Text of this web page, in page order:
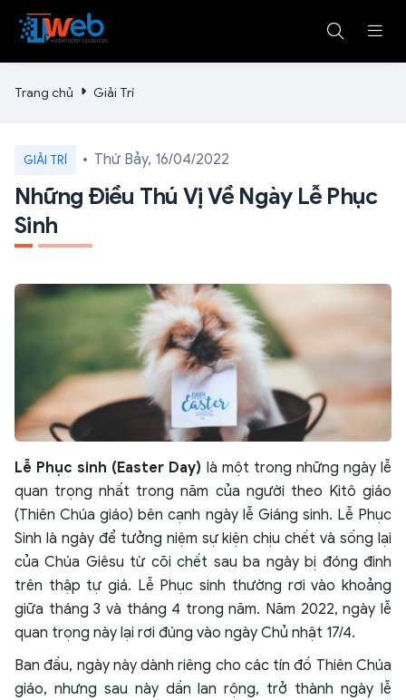
Trang chủ Giải Trí
GIẢI TRÍ Thứ Bảy, 16/04/2022
Những Điều Thú Vị Về Ngày Lễ Phục
Sinh
Lễ Phục sinh (Easter Day) là một trong những ngày lễ
quan trọng nhất trong năm của người theo Kitô giáo
(Thiên Chúa giáo) bên cạnh ngày lễ Giáng sinh. Lễ Phục
Sinh là ngày để tưởng niệm sự kiện chịu chết và sống lại
của Chúa Giêsu từ cõi chết sau ba ngày bị đóng đinh
trên thập tự giá. Lễ Phục sinh thường rơi vào khoảng
giữa tháng 3 và tháng 4 trong năm. Năm 2022, ngày lễ
quan trọng này lại rơi đúng vào ngày Chủ nhật 17/4.
Ban đầu, ngày này dành riêng cho các tín đồ Thiên Chúa
giáo, nhưng sau này dần lan rộng, trở thành ngày lễ